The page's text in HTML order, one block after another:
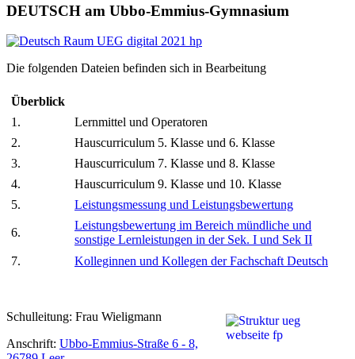
DEUTSCH am Ubbo-Emmius-Gymnasium
Die folgenden Dateien befinden sich in Bearbeitung
Überblick
1.
Lernmittel und Operatoren
2.
Hauscurriculum 5. Klasse und 6. Klasse
3.
Hauscurriculum 7. Klasse und 8. Klasse
4.
Hauscurriculum 9. Klasse und 10. Klasse
5.
Leistungsmessung und Leistungsbewertung
6.
Leistungsbewertung im Bereich mündliche und
sonstige Lernleistungen in der Sek. I und Sek II
7.
Kolleginnen und Kollegen der Fachschaft Deutsch
Schulleitung: Frau Wieligmann
Anschrift: Ubbo-Emmius-Straße 6 - 8,